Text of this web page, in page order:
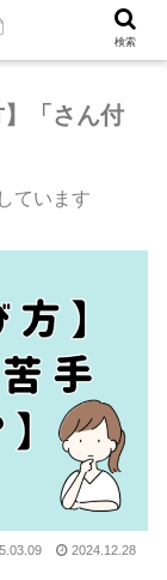
】「さん付
ています
2024.12.28
検索